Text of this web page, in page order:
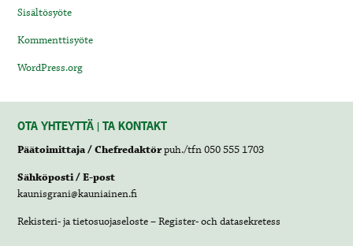
Sisältösyöte
Kommenttisyöte
WordPress.org
OTA YHTEYTTÄ | TA KONTAKT
Päätoimittaja / Chefredaktörpuh./tfn 050 555 1703
Sähköposti / E-post
kaunisgrani@kauniainen.fi
Rekisteri- ja tietosuojaseloste – Register- och datasekretess